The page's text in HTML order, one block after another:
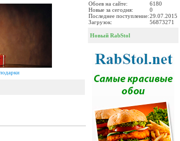
Обоев на сайте:
6180
Новые за сегодня:
0
Последнее поступление:29.07.2015
Загрузок:
56873271
Новый RabStol